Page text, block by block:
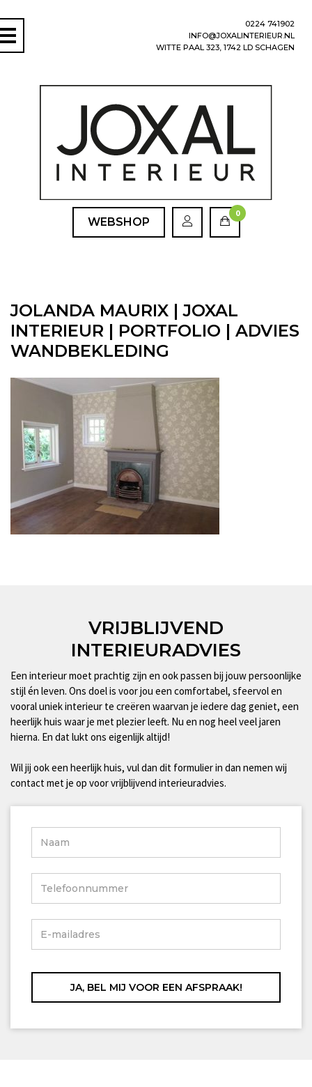
0224 741902
INFO@JOXALINTERIEUR.NL
WITTE PAAL 323, 1742 LD SCHAGEN
WEBSHOP
0
JOLANDA MAURIX | JOXAL
INTERIEUR | PORTFOLIO | ADVIES
WANDBEKLEDING
VRIJBLIJVEND
INTERIEURADVIES
Een interieur moet prachtig zijn en ook passen bij jouw persoonlijke
stijl én leven. Ons doel is voor jou een comfortabel, sfeervol en
vooral uniek interieur te creëren waarvan je iedere dag geniet, een
heerlijk huis waar je met plezier leeft. Nu en nog heel veel jaren
hierna. En dat lukt ons eigenlijk altijd!
Wil jij ook een heerlijk huis, vul dan dit formulier in dan nemen wij
contact met je op voor vrijblijvend interieuradvies.